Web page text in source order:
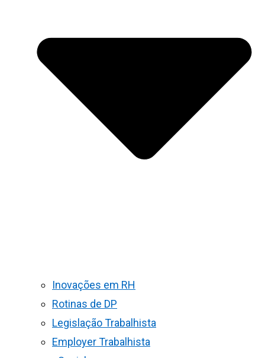
Inovações em RH
Rotinas de DP
Legislação Trabalhista
Employer Trabalhista